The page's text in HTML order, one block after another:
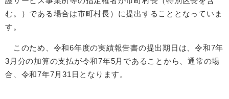
む。）である場合は市町村長）に提出することとなっていま
す。
このため、令和6年度の実績報告書の提出期日は、令和7年
3月分の加算の支払が令和7年5月であることから、通常の場
合、令和7年7月31日となります。